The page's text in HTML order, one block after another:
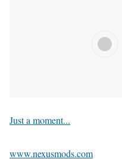
Just a moment...
www.nexusmods.com